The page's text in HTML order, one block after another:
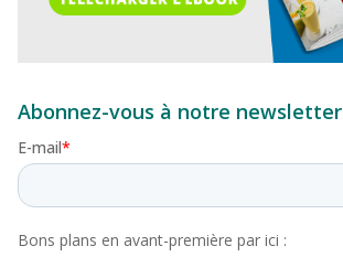
Abonnez-vous à notre newsletter